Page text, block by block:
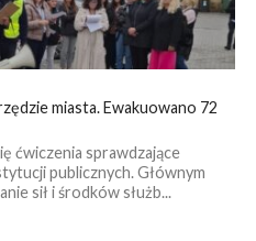
miasta. Ewakuowano 72
ćwiczenia sprawdzające
publicznych. Głównym
sił i środków służb...